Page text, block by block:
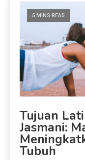
5 MINS READ
Tujuan
Jasmani:
Tubuh